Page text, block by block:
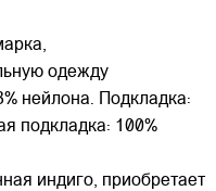
одежду
нейлона. Подкладка:
подкладка: 100%
индиго, приобретает